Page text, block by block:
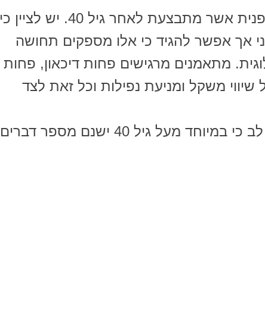
ישנם יתרונות רבים לפעילות גופנית אשר מתבצעת לאחר גיל 40. יש לציין כי
אך אפשר להגיד כי אלו מספקים תחושה
מתאמנים מרגישים פחות דיכאון, פחות
משקל ומניעת נפילות וכל זאת לצד
לצד היתרונות הרבים יש לשים לב כי במיוחד מעל גיל 40 ישנם מספר דברים